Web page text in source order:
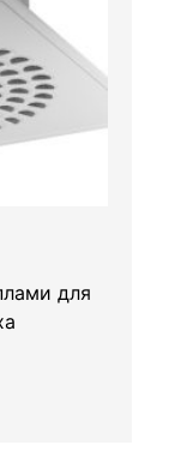
для